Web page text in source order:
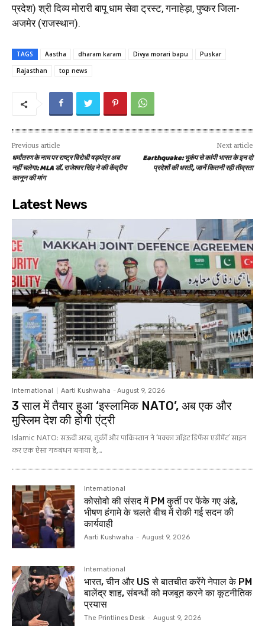
प्रदेश) श्री दिव्य मोरारी बापू धाम सेवा ट्रस्ट, गनाहेड़ा, पुष्कर जिला-
अजमेर (राजस्थान).
TAGS Aastha dharam karam Divya morari bapu
Puskar
Rajasthan
top news
Previous article
धर्मांतरण के नाम पर राष्ट्र विरोधी षड्यंत्र अब
नहीं चलेगा: MLA डॉ. राजेश्वर सिंह ने की केंद्रीय
कानून की मांग
Next article
Earthquake: भूकंप से कांपी भारत के इन दो
प्रदेशों की धरती, जानें कितनी रही तीव्रता
Latest News
International Aarti Kushwaha - August 9, 2026
3 साल में तैयार हुआ ‘इस्लामिक NATO’, अब एक और
मुस्लिम देश की होगी एंट्री
Islamic NATO: सऊदी अरब, तुर्की और पाकिस्तान ने ‘मक्का जॉइंट डिफेंस एग्रीमेंट’ साइन
कर एक ऐसा गठबंधन बनाया है,...
International
कोसोवो की संसद में PM कुर्ती पर फेंके गए अंडे,
भीषण हंंगामे के चलते बीच में रोकी गई सदन की
कार्यवाही
Aarti Kushwaha - August 9, 2026
International
भारत, चीन और US से बातचीत करेंगे नेपाल के PM
बालेंद्र शाह, संबन्धों को मजबूत करने का कूटनीतिक
प्रयास
The Printlines Desk - August 9, 2026